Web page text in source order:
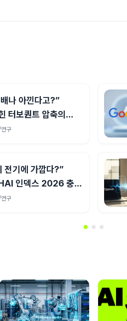
나 아낀다고?”
터보퀀트 압축의
구
전기에 가깝다?”
인덱스 2026 충격
구